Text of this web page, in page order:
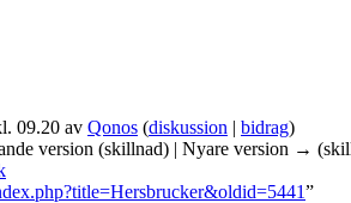
09.20 av Qonos (diskussion | bidrag)
version (skillnad) | Nyare version →
”